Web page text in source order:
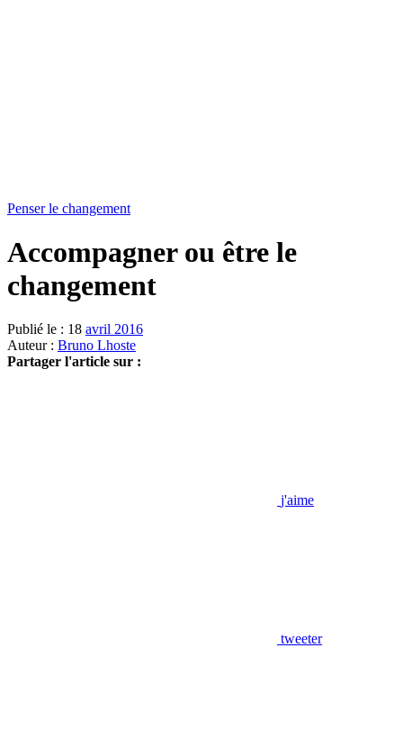
Penser le changement
Accompagner ou être le
changement
Publié le : 18 avril 2016
Auteur : Bruno Lhoste
Partager l'article sur :
j'aime
tweeter